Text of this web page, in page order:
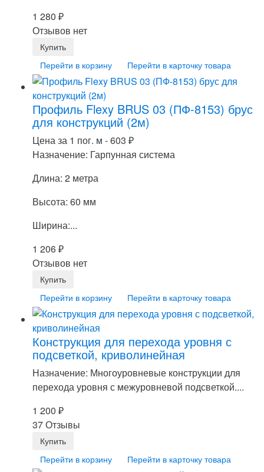
1 280 ₽
Отзывов нет
Перейти в корзину Перейти в карточку товара
Профиль Flexy BRUS 03 (ПФ-8153) брус
для конструкций (2м)
Цена за 1 пог. м -603 ₽
Назначение: Гарпунная система
Длина: 2 метра
Высота: 60 мм
Ширина:...
1 206₽
Отзывов нет
Перейти в корзину Перейти в карточку товара
Конструкция для перехода уровня с
подсветкой, криволинейная
Назначение: Многоуровневые конструкции для
перехода уровня с межуровневой подсветкой....
1 200 ₽
37 Отзывы
Перейти в корзину Перейти в карточку товара